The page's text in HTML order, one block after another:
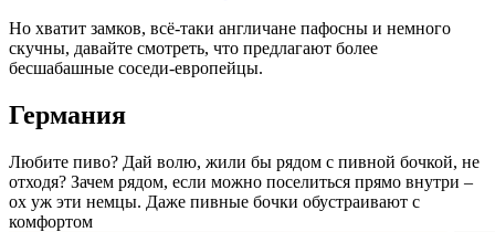
Но хватит замков, всё-таки англичане пафосны и немного
скучны, давайте смотреть, что предлагают более
бесшабашные соседи-европейцы.
Германия
Любите пиво? Дай волю, жили бы рядом с пивной бочкой, не
отходя? Зачем рядом, если можно поселиться прямо внутри –
ох уж эти немцы. Даже пивные бочки обустраивают с
комфортом